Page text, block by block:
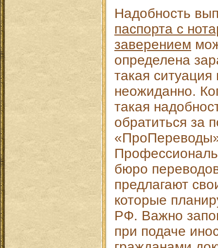
Надобность
паспорта с
заверением
определена
такая ситуация
неожиданно.
такая
обратиться за
бюро
предлагают
которые
РФ. Важно
при подаче